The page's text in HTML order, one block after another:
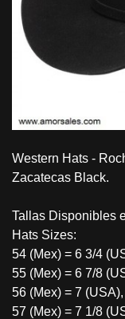
Western Hats -
Zacatecas Black.
Tallas Disponibles
Hats Sizes:
54 (Mex) = 6 3/4
55 (Mex) = 6 7/8
56 (Mex) = 7 (USA),
57 (Mex) = 7 1/8